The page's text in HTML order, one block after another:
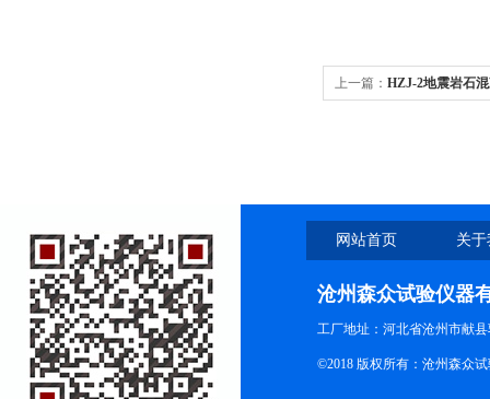
上一篇： HZJ-2地震岩石
网站首页 关
沧州森众试验仪器
工厂地址：河北省沧州市献
©2018 版权所有：沧州森众